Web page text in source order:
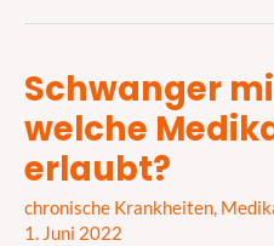
Schwanger
welche
erlaubt?
chronische Krankheiten,
1. Juni 2022
Schwanger
mit
–
welche